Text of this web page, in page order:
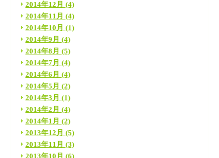
2014年12月 (4)
2014年11月 (4)
2014年10月 (1)
2014年9月 (4)
2014年8月 (5)
2014年7月 (4)
2014年6月 (4)
2014年5月 (2)
2014年3月 (1)
2014年2月 (4)
2014年1月 (2)
2013年12月 (5)
2013年11月 (3)
2013年10月 (6)